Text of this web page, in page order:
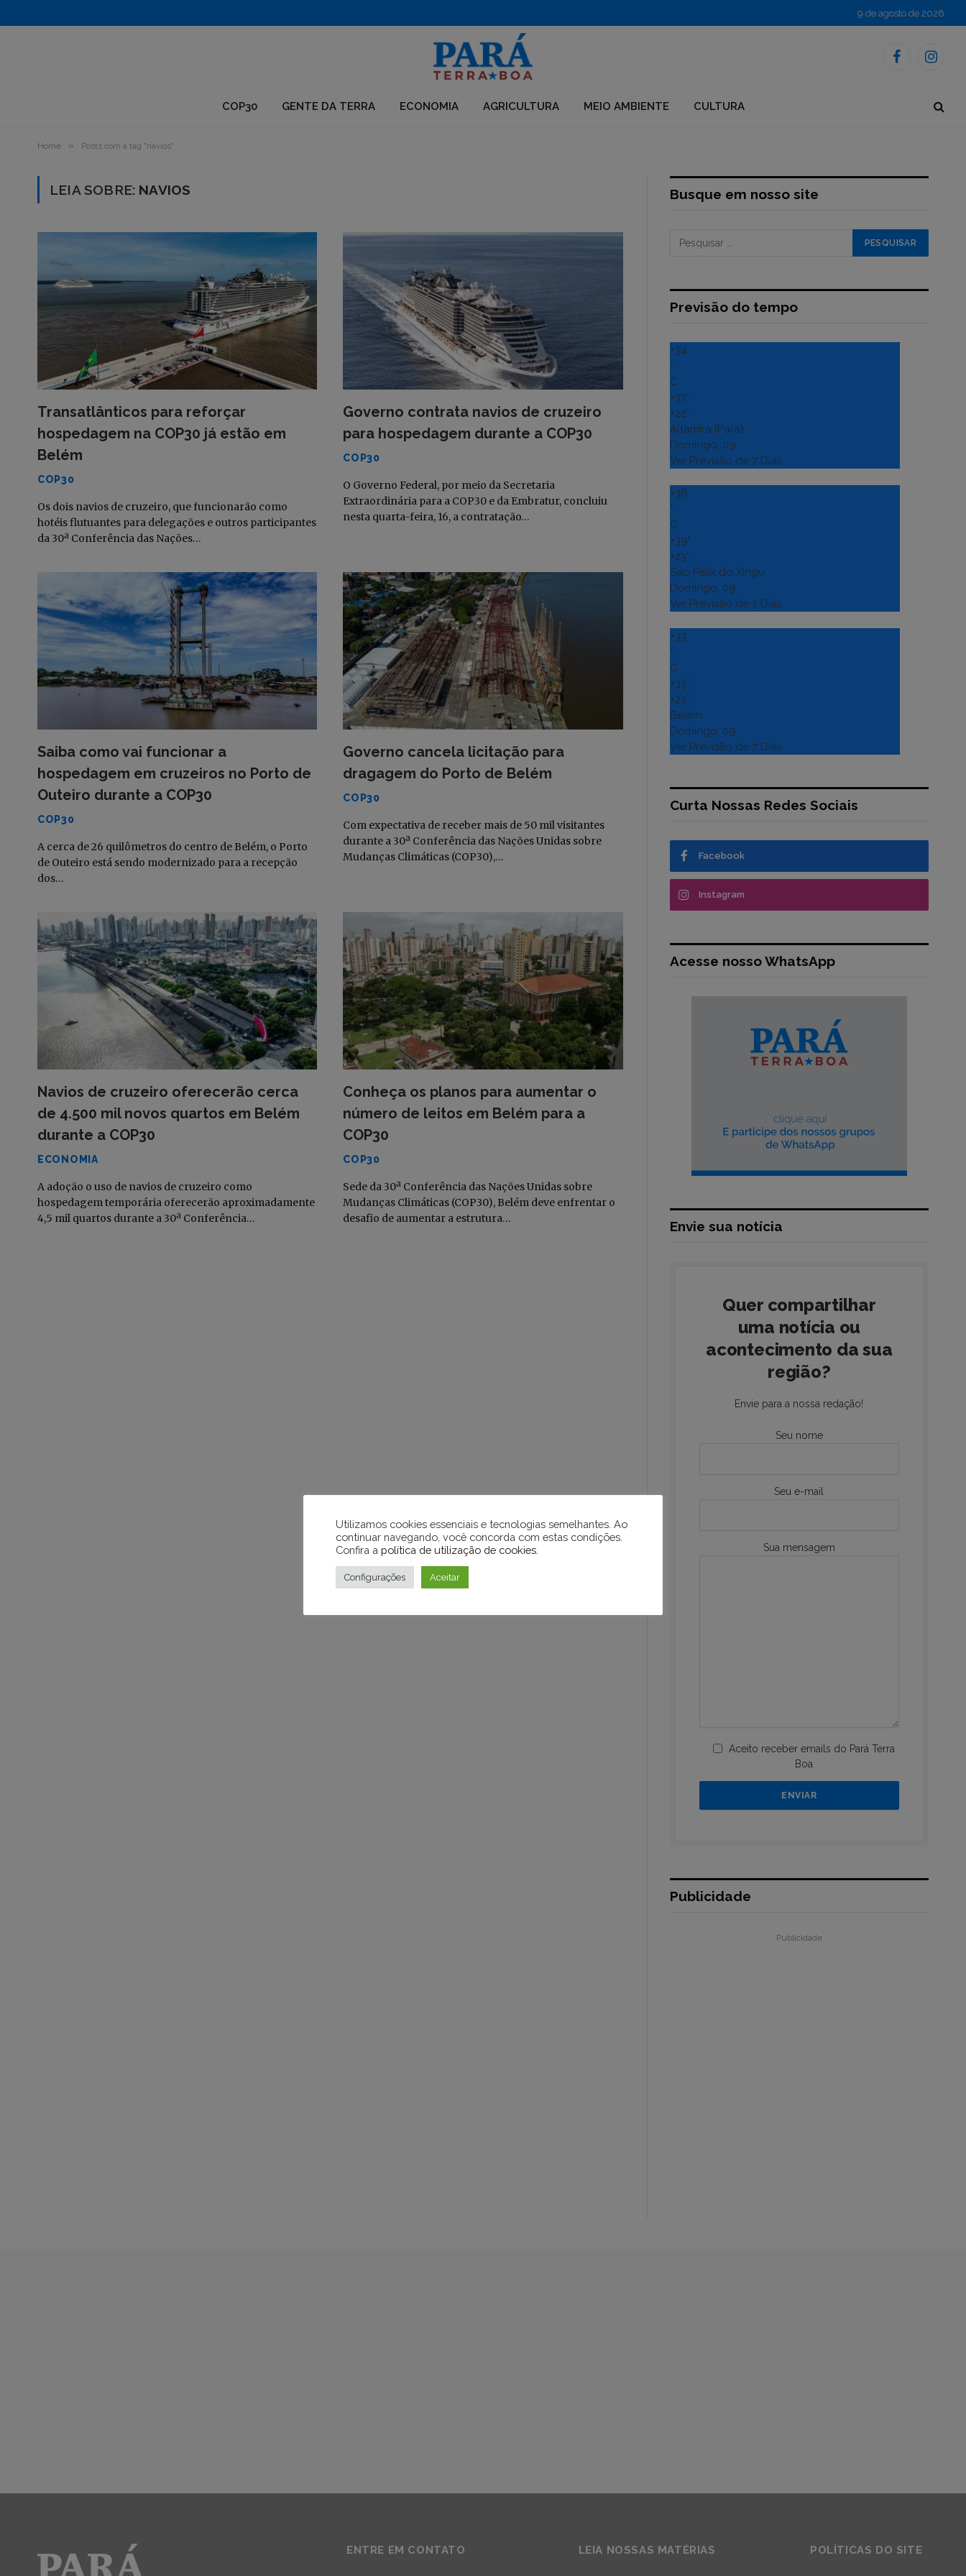
9 de agosto de 2026
Facebook
COP30 GENTE DA TERRA ECONOMIA AGRICULTURA MEIO AMBIENTE CULTURA
Home » Posts com a tag "navios"
LEIA SOBRE: NAVIOS
Transatlânticos para reforçar
hospedagem na COP30 já estão em
Belém
COP30
Os dois navios de cruzeiro, que funcionarão como
hotéis flutuantes para delegações e outros participantes
da 30ª Conferência das Nações…
Governo contrata navios de cruzeiro
para hospedagem durante a COP30
COP30
O Governo Federal, por meio da Secretaria
Extraordinária para a COP30 e da Embratur, concluiu
nesta quarta-feira, 16, a contratação…
Saiba como vai funcionar a
hospedagem em cruzeiros no Porto de
Outeiro durante a COP30
COP30
A cerca de 26 quilômetros do centro de Belém, o Porto
de Outeiro está sendo modernizado para a recepção
dos…
Governo cancela licitação para
dragagem do Porto de Belém
COP30
Com expectativa de receber mais de 50 mil visitantes
durante a 30ª Conferência das Nações Unidas sobre
Mudanças Climáticas (COP30),…
Navios de cruzeiro oferecerão cerca
de 4.500 mil novos quartos em Belém
durante a COP30
ECONOMIA
A adoção o uso de navios de cruzeiro como
hospedagem temporária oferecerão aproximadamente
4,5 mil quartos durante a 30ª Conferência…
Conheça os planos para aumentar o
número de leitos em Belém para a
COP30
COP30
Sede da 30ª Conferência das Nações Unidas sobre
Mudanças Climáticas (COP30), Belém deve enfrentar o
desafio de aumentar a estrutura…
Busque em nosso site
Previsão do tempo
+34
°
C
+37°
+22°
Altamira (Para)
Domingo, 09
Ver Previsão de 7 Dias
+36
°
C
+39°
+23°
Sao Felix do Xingu
Domingo, 09
Ver Previsão de 7 Dias
+33
°
C
+33°
+23°
Belém
Domingo, 09
Ver Previsão de 7 Dias
Curta Nossas Redes Sociais
Facebook
Instagram
Acesse nosso WhatsApp
Envie sua notícia
Quer compartilhar
uma notícia ou
acontecimento da sua
região?
Envie para a nossa redação!
Seu nome
Seu e-mail
Sua mensagem
Aceito receber emails do Pará Terra
Boa
Publicidade
Publicidade
ENTRE EM CONTATO LEIA NOSSAS MATÉRIAS POLÍTICAS DO SITE
Utilizamos cookies essenciais e tecnologias semelhantes. Ao
continuar navegando, você concorda com estas condições.
Confira a política de utilização de cookies
Configurações Aceitar